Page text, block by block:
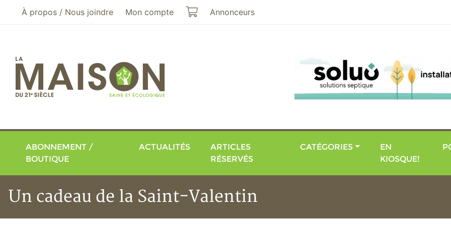
Aller au menu principal
Aller au contenu principal
À propos / Nous joindre Mon compte Mon panier
Annonceurs
ABONNEMENT /
BOUTIQUE
ACTUALITÉS
ARTICLES
RÉSERVÉS
CATÉGORIES
EN
KIOSQUE!
Un cadeau de la Saint-Valentin